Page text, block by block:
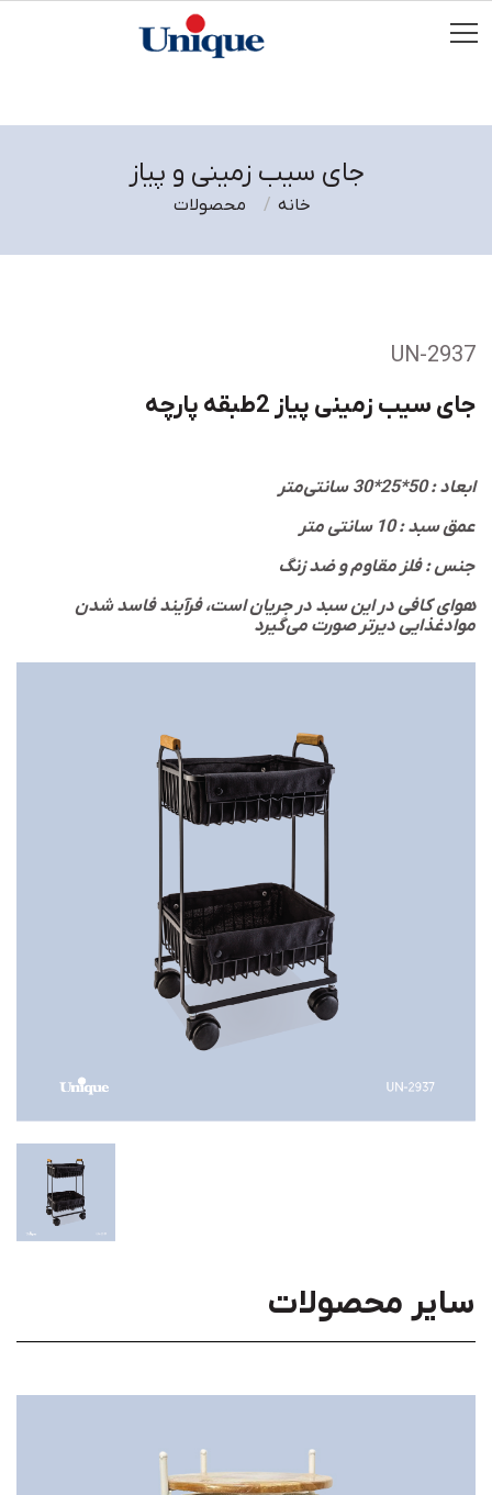
جای سیب زمینی و پیاز
محصولات خانه
UN-2937
جای سیب زمینی پیاز 2طبقه پارچه
ابعاد : 50*25*30 سانتی‌متر
عمق سبد : 10 سانتی متر
جنس : فلز مقاوم و ضد زنگ
هوای کافی در این سبد در جریان است، فرآیند فاسد شدن
موادغذایی دیرتر صورت می‌گیرد
سایر محصولات